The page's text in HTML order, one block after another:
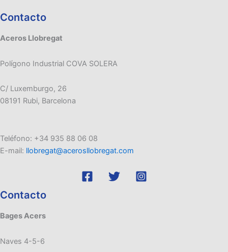
Contacto
Aceros Llobregat
Polígono Industrial COVA SOLERA
C/ Luxemburgo, 26
08191 Rubi, Barcelona
Teléfono: +34 935 88 06 08
E-mail: llobregat@acerosllobregat.com
Contacto
Bages Acers
Naves 4-5-6